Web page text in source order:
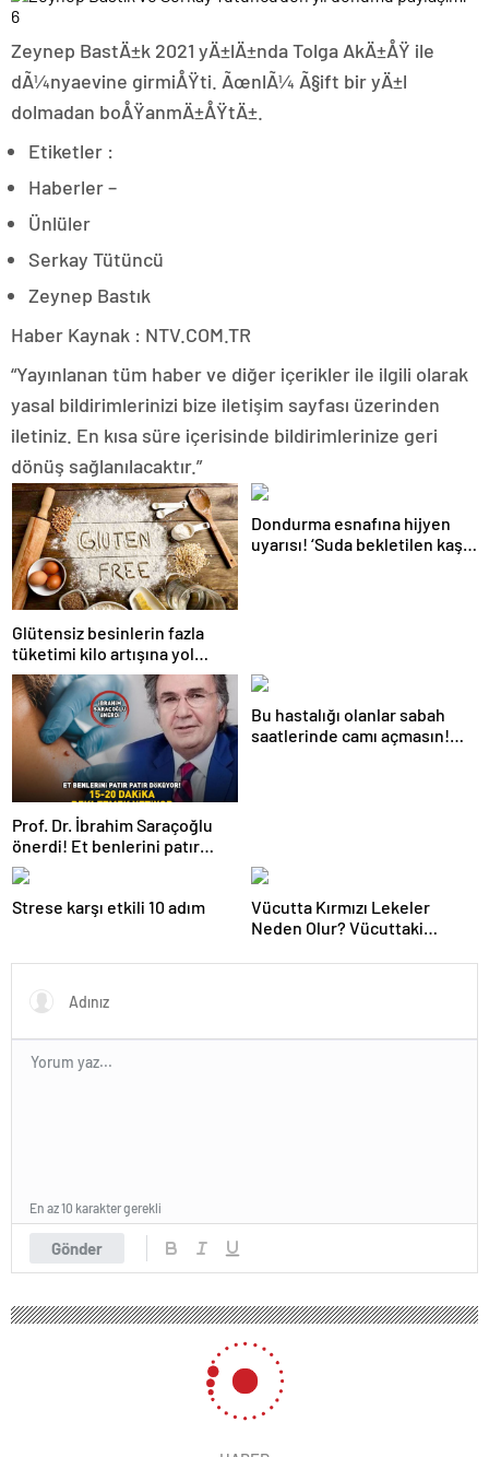
Zeynep BastÄ±k 2021 yÄ±lÄ±nda Tolga AkÄ±ÅŸ ile
dÃ¼nyaevine girmiÅŸti. ÃœnlÃ¼ Ã§ift bir yÄ±l
dolmadan boÅŸanmÄ±ÅŸtÄ±.
Etiketler :
Haberler –
Ünlüler
Serkay Tütüncü
Zeynep Bastık
Haber Kaynak : NTV.COM.TR
“Yayınlanan tüm haber ve diğer içerikler ile ilgili olarak
yasal bildirimlerinizi bize iletişim sayfası üzerinden
iletiniz. En kısa süre içerisinde bildirimlerinize geri
dönüş sağlanılacaktır.”
Glütensiz besinlerin fazla
tüketimi kilo artışına yol
açabilir
Dondurma esnafına hijyen
uyarısı! ‘Suda bekletilen kaşık
Prof. Dr. İbrahim Saraçoğlu
önerdi! Et benlerini patır
patır döküyor! ’15-20 DAKİKA
BEKLETMEK YETİYOR!’
Bu hastalığı olanlar sabah
saatlerinde camı açmasın!
Strese karşı etkili 10 adım
Vücutta Kırmızı Lekeler
Neden Olur? Vücuttaki
Geçer?
Gönder
En az 10 karakter gerekli